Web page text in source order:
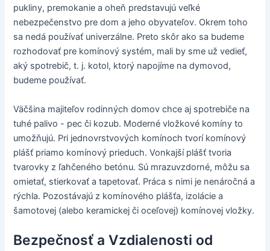
pukliny, premokanie a oheň predstavujú veľké
nebezpečenstvo pre dom a jeho obyvateľov. Okrem toho
sa nedá používať univerzálne. Preto skôr ako sa budeme
rozhodovať pre komínový systém, mali by sme už vedieť,
aký spotrebič, t. j. kotol, ktorý napojíme na dymovod,
budeme používať.
Väčšina majiteľov rodinných domov chce aj spotrebiče na
tuhé palivo - pec či kozub. Moderné vložkové komíny to
umožňujú. Pri jednovrstvových komínoch tvorí komínový
plášť priamo komínový prieduch. Vonkajší plášť tvoria
tvarovky z ľahčeného betónu. Sú mrazuvzdorné, môžu sa
omietať, stierkovať a tapetovať. Práca s nimi je nenáročná a
rýchla. Pozostávajú z komínového plášťa, izolácie a
šamotovej (alebo keramickej či oceľovej) komínovej vložky.
Bezpečnosť a Vzdialenosti od